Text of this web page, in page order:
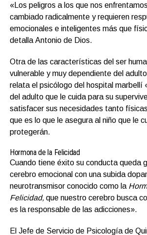
«Los peligros a los que nos
cambiado radicalmente y requieren
emocionales e inteligentes más que
detalla Antonio de Dios.
Otra de las características del ser
vulnerable y muy dependiente del
relata el psicólogo del hospital marbellí
del adulto que le cuida para su
satisfacer sus necesidades tanto
que es lo que le asegura al niño que le
protegerán.
Hormona de la Felicidad
Cuando tiene éxito su conducta queda
cerebro emocional con una subida
neurotransmisor conocido como la
Felicidad, que nuestro cerebro busca
es la responsable de las adicciones».
El Jefe de Servicio de Psicología de